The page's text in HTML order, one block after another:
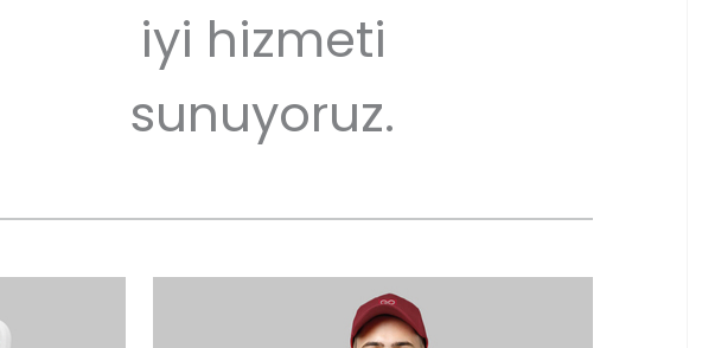
iyi hizmeti
sunuyoruz.